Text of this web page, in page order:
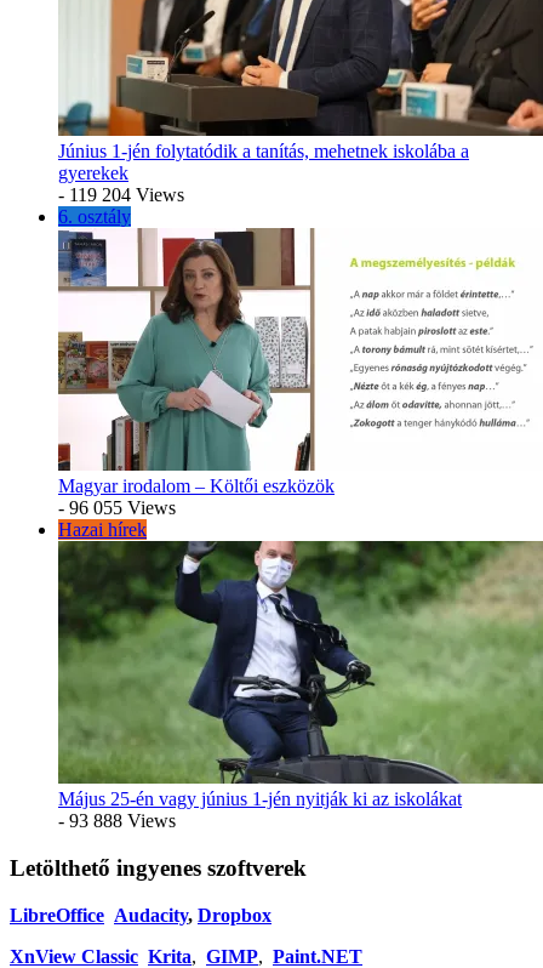
Június 1-jén folytatódik a tanítás, mehetnek iskolába a
gyerekek
- 119 204 Views
6. osztály
Magyar irodalom – Költői eszközök
- 96 055 Views
Hazai hírek
Május 25-én vagy június 1-jén nyitják ki az iskolákat
- 93 888 Views
Letölthető ingyenes szoftverek
LibreOffice Audacity, Dropbox
XnView Classic Krita, GIMP, Paint.NET